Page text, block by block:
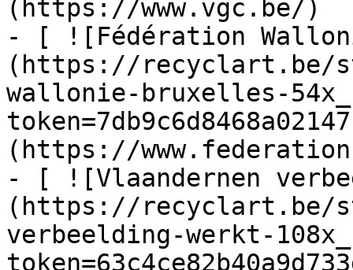
(https://www.vgc.be/)
- [ ![Fédération
(https://recyclart.be/
wallonie-bruxelles-
(https://
- [ ![Vlaandernen
(https://recyclart.be/
verbeelding-werkt-